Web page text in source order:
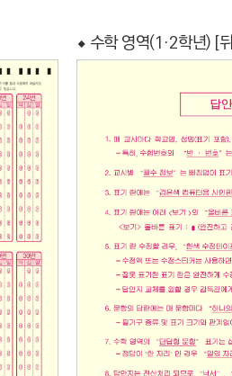
⬥ 수학 영역(1·2학년) [뒤]